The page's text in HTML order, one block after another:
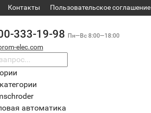
Контакты ​Пользовательское соглашение
333-19-98 Пн—Вс 8:00—18:00
elec.com
автоматика